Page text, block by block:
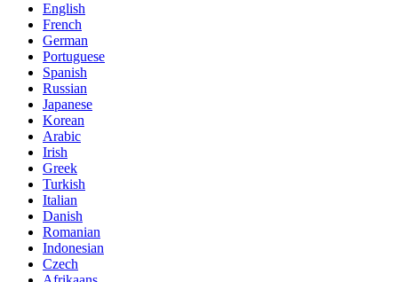
English
French
German
Portuguese
Spanish
Russian
Japanese
Korean
Arabic
Irish
Greek
Turkish
Italian
Danish
Romanian
Indonesian
Czech